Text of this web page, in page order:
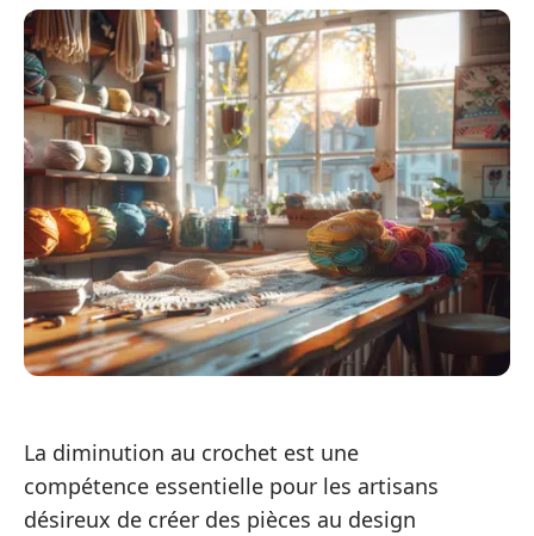
La diminution au crochet est une
compétence essentielle pour les artisans
désireux de créer des pièces au design